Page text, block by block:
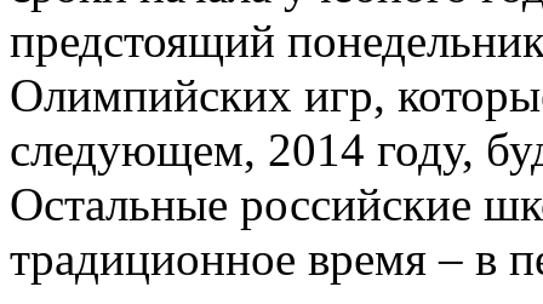
предстоящий
Олимпийских игр,
следующем, 2014 году,
Остальные российские
традиционное время – в